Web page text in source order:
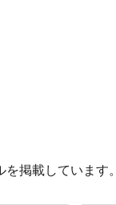
掲載しています。